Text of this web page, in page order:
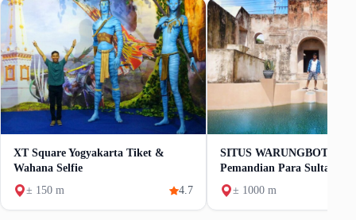
XT Square Yogyakarta Tiket &
Wahana Selfie
± 150 m
4.7
SITUS WARUNGBOTO
Pemandian Para Sultan
± 1000 m